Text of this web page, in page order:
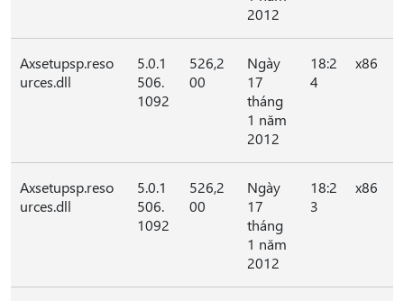
2012
Axsetupsp.reso
urces.dll
5.0.1
506.
1092
526,2
00
Ngày
17
tháng
1 năm
2012
18:2
4
x86
Axsetupsp.reso
urces.dll
5.0.1
506.
1092
526,2
00
Ngày
17
tháng
1 năm
2012
18:2
3
x86